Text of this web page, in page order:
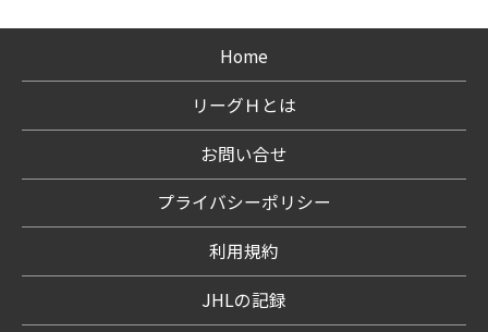
Home
リーグＨとは
お問い合せ
プライバシーポリシー
利用規約
JHLの記録